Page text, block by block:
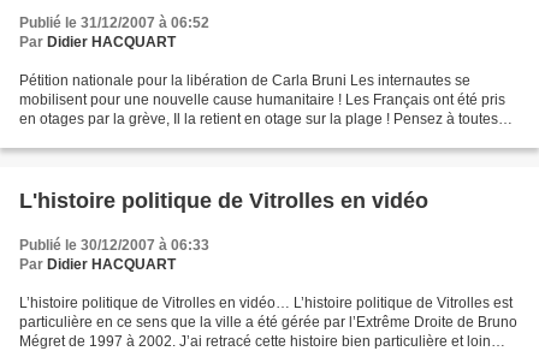
Publié le 31/12/2007 à 06:52
Par Didier HACQUART
Pétition nationale pour la libération de Carla Bruni Les internautes se
mobilisent pour une nouvelle cause humanitaire ! Les Français ont été pris
en otages par la grève, Il la retient en otage sur la plage ! Pensez à toutes
L'histoire politique de Vitrolles en vidéo
Publié le 30/12/2007 à 06:33
Par Didier HACQUART
L’histoire politique de Vitrolles en vidéo… L’histoire politique de Vitrolles est
particulière en ce sens que la ville a été gérée par l’Extrême Droite de Bruno
Mégret de 1997 à 2002. J’ai retracé cette histoire bien particulière et loin